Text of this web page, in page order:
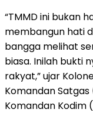
“TMMD ini bukan
membangun hati
bangga melihat
biasa. Inilah bukti
rakyat,” ujar
Komandan
Komandan Kodim